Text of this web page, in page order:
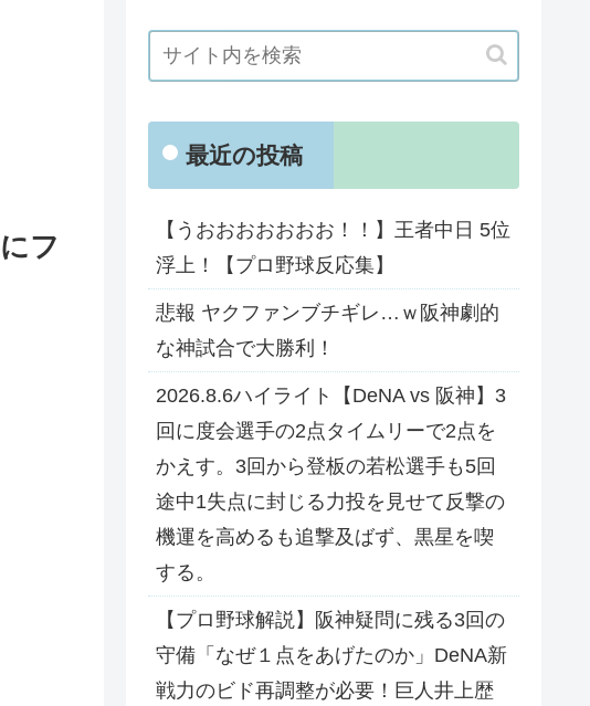
フ
最近の投稿
【うおおおおおおお！！】王者中日 5位
浮上！【プロ野球反応集】
悲報 ヤクファンブチギレ…ｗ阪神劇的
な神試合で大勝利！
2026.8.6ハイライト【DeNA vs 阪神】3
回に度会選手の2点タイムリーで2点を
かえす。3回から登板の若松選手も5回
途中1失点に封じる力投を見せて反撃の
機運を高めるも追撃及ばず、黒星を喫
する。
【プロ野球解説】阪神疑問に残る3回の
守備「なぜ１点をあげたのか」DeNA新
戦力のビド再調整が必要！巨人井上歴